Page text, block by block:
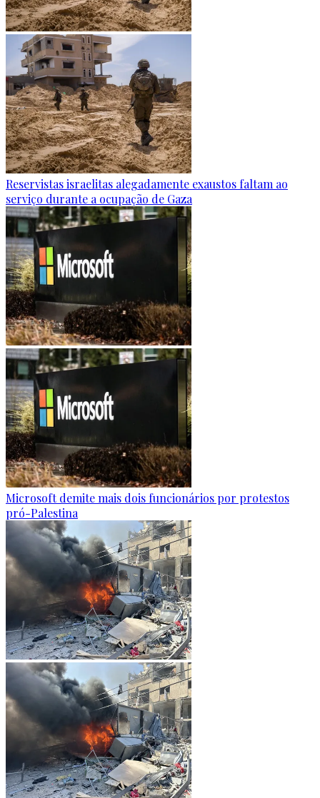
Reservistas israelitas alegadamente exaustos faltam ao
serviço durante a ocupação de Gaza
Microsoft demite mais dois funcionários por protestos
pró-Palestina